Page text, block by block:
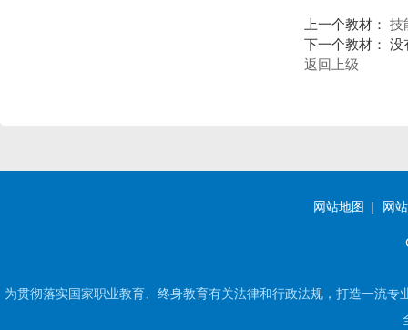
上一个教材： 技
下一个教材： 没
返回上级
网站地图 网
为贯彻落实国家职业教育、终身教育有关法律和行政法规，打造一流